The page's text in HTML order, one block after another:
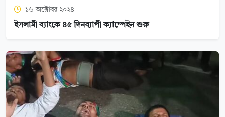
১৬ অক্টোবর ২০২৪
ইসলামী ব্যাংকে ৪৫ দিনব্যাপী ক্যাম্পেইন শুরু